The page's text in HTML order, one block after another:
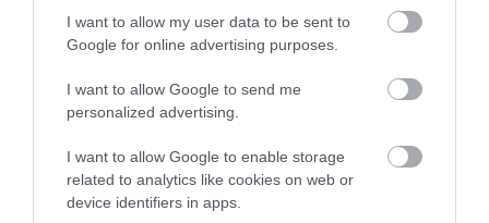
I want to allow my user data to be sent to
Google for online advertising purposes.
I want to allow Google to send me
personalized advertising.
I want to allow Google to enable storage
related to analytics like cookies on web or
device identifiers in apps.
INNOVÁCIÓ
5 nassolnivaló, ami erősíti az immunrendszert
A kiegyensúlyozott táplálkozás részei is lehetnek egyes
nassolnivalók. Ezek nemcsak finomak, hanem egészségesek is. A
téli hónapokban pedig segíthetnek megerősíteni az
immunrendszert.